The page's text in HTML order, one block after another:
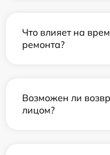
Что влияет на
ремонта?
Возможен ли
лицом?